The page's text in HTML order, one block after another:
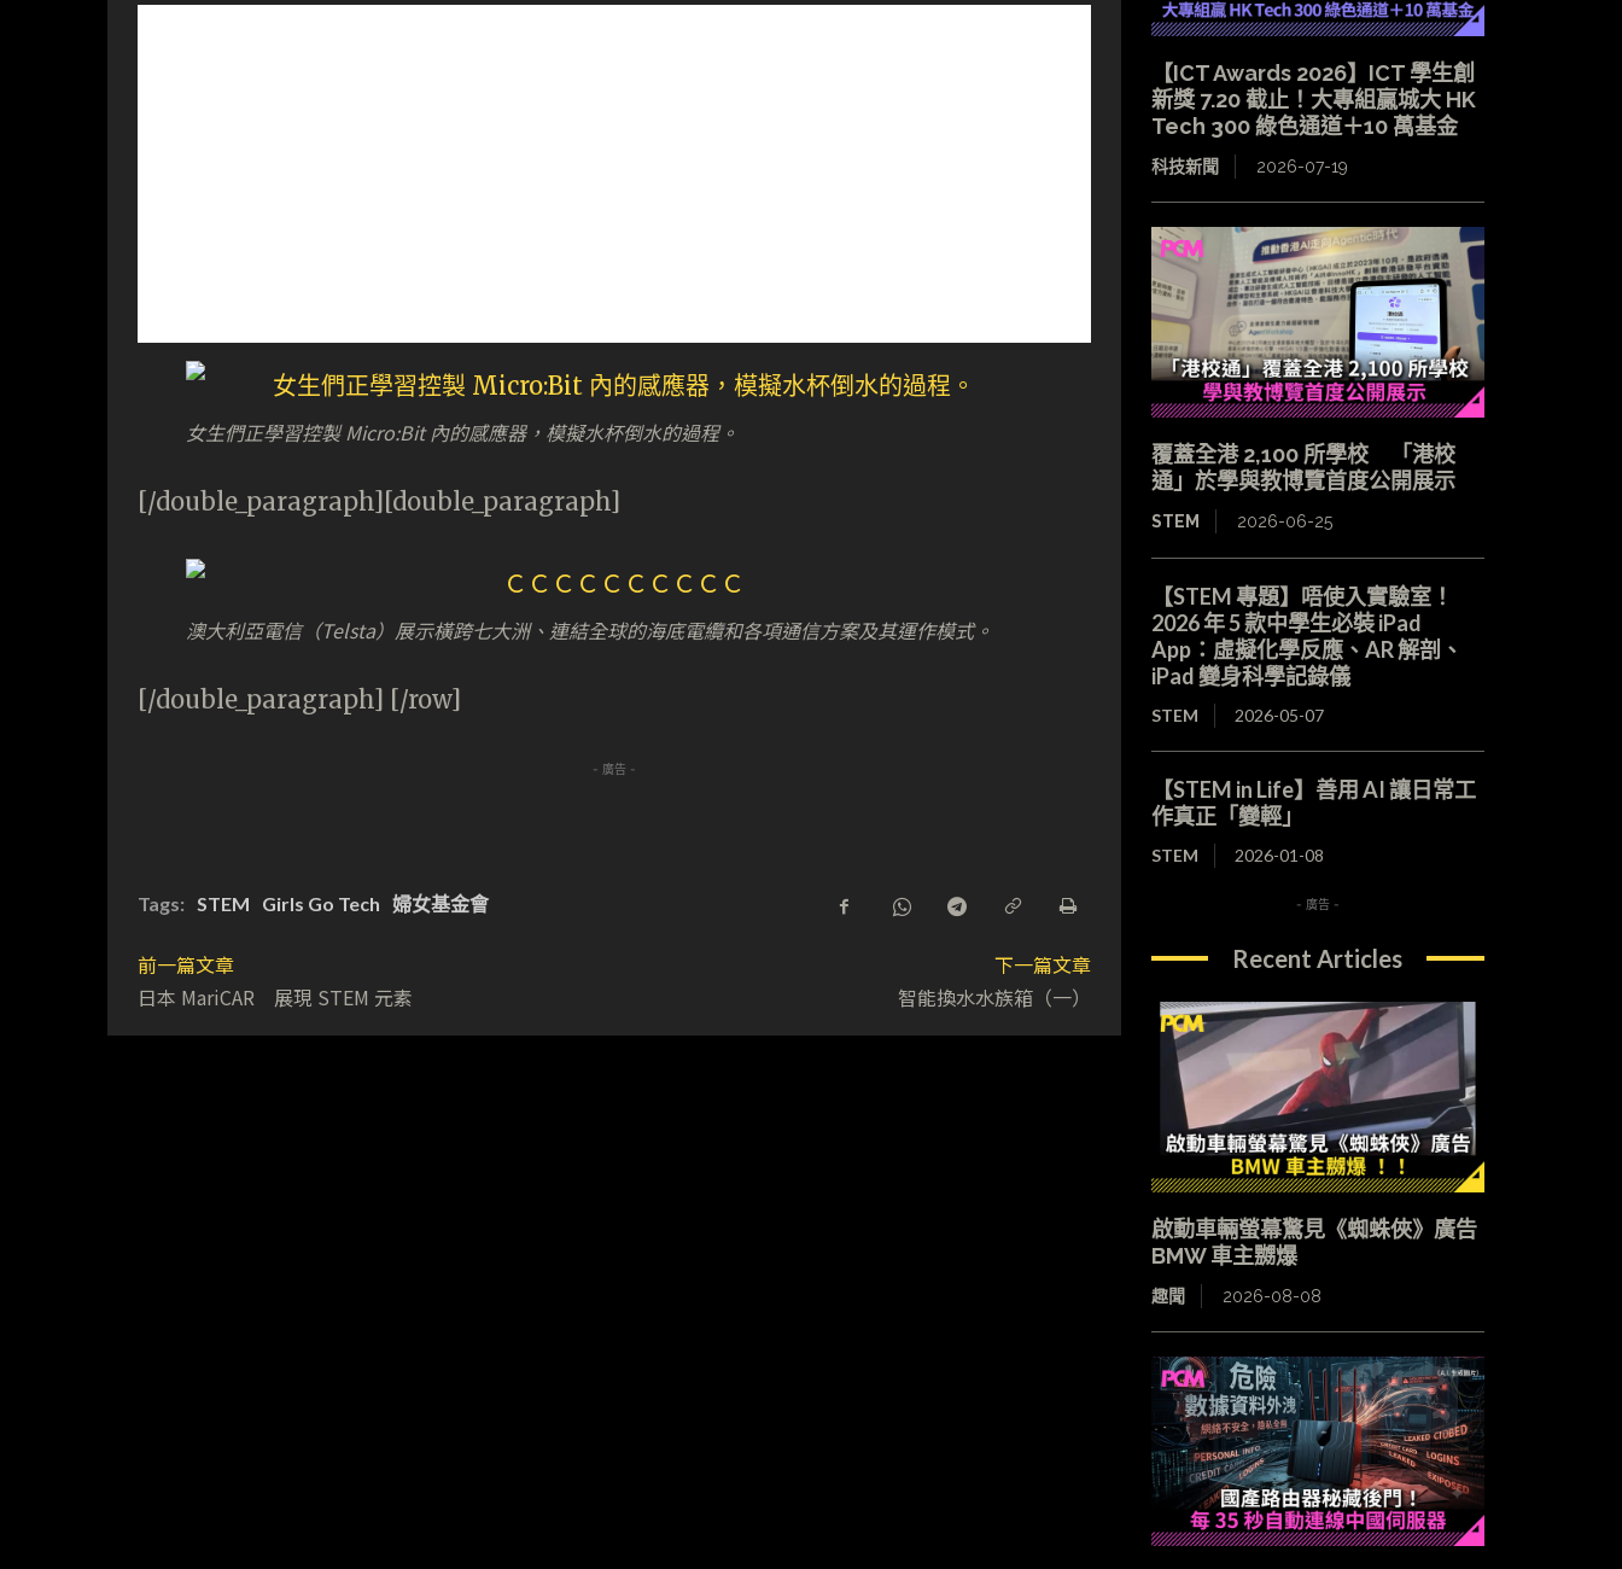
女生們正學習控製 Micro:Bit 內的感應器，模擬水杯倒水的過程。
[/double_paragraph][double_paragraph]
澳大利亞電信（Telsta）展示橫跨七大洲、連結全球的海底電纜和各項通信方案及其運作模式。
[/double_paragraph] [/row]
- 廣告 -
Tags: STEM Girls Go Tech 婦女基金會
前一篇文章
日本 MariCAR 展現 STEM 元素
下一篇文章
智能換水水族箱（一）
【ICT Awards 2026】ICT 學生創
新獎 7.20 截止！大專組贏城大 HK
Tech 300 綠色通道＋10 萬基金
科技新聞 2026-07-19
覆蓋全港 2,100 所學校 「港校
通」於學與教博覽首度公開展示
STEM 2026-06-25
【STEM 專題】唔使入實驗室！
2026 年 5 款中學生必裝 iPad
App：虛擬化學反應、AR 解剖、
iPad 變身科學記錄儀
STEM 2026-05-07
【STEM in Life】善用 AI 讓日常工
作真正「變輕」
STEM 2026-01-08
- 廣告 -
Recent Articles
啟動車輛螢幕驚見《蜘蛛俠》廣告
BMW 車主嬲爆
趣聞 2026-08-08